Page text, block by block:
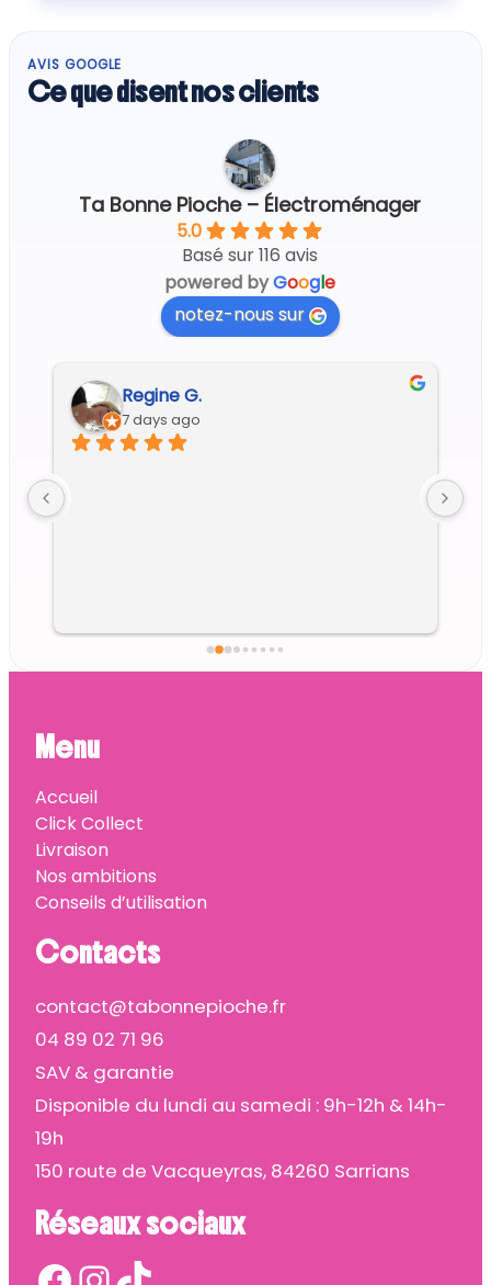
AVIS GOOGLE
Ce que disent nos clients
Ta Bonne Pioche – Électroménager
5.0
Basé sur 116 avis
powered byGoogle
notez-nous sur
Regine G.
7 days ago
Menu
Accueil
Click Collect
Livraison
Nos ambitions
Conseils d’utilisation
Contacts
contact@tabonnepioche.fr
04 89 02 71 96
SAV & garantie
Disponible du lundi au samedi : 9h-12h & 14h-
19h
150 route de Vacqueyras, 84260 Sarrians
Réseaux sociaux